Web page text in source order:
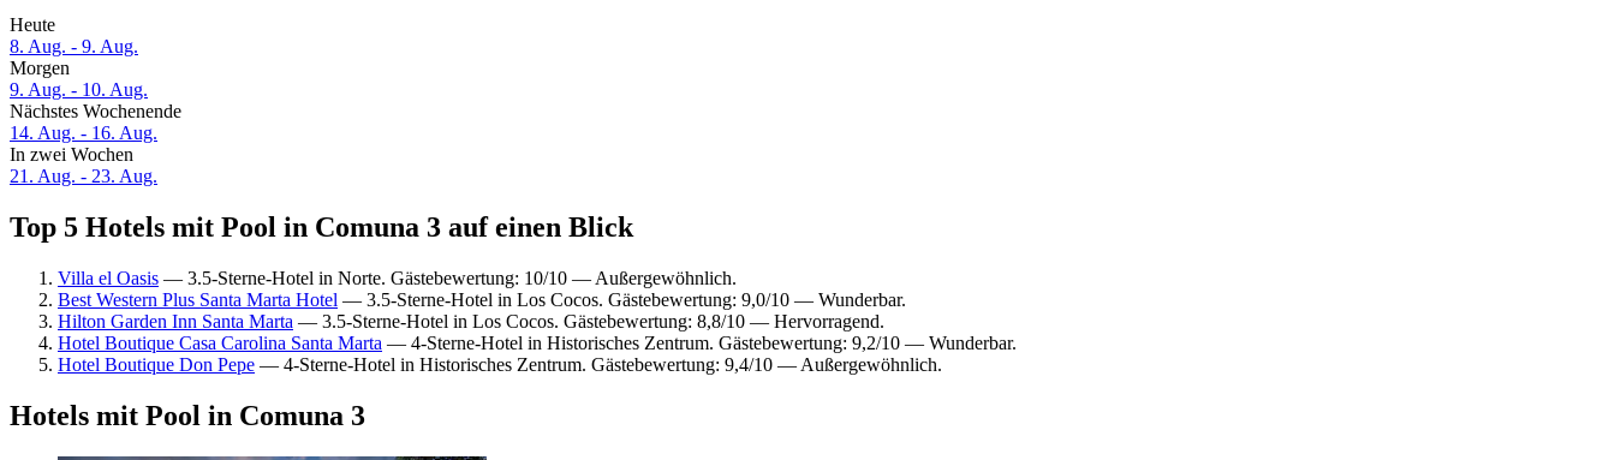
Heute
8. Aug. - 9. Aug.
Morgen
9. Aug. - 10. Aug.
Nächstes Wochenende
14. Aug. - 16. Aug.
In zwei Wochen
21. Aug. - 23. Aug.
Top 5 Hotels mit Pool in Comuna 3 auf einen Blick
Villa el Oasis — 3.5-Sterne-Hotel in Norte. Gästebewertung: 10/10 — Außergewöhnlich.
Best Western Plus Santa Marta Hotel — 3.5-Sterne-Hotel in Los Cocos. Gästebewertung: 9,0/10 — Wunderbar.
Hilton Garden Inn Santa Marta — 3.5-Sterne-Hotel in Los Cocos. Gästebewertung: 8,8/10 — Hervorragend.
Hotel Boutique Casa Carolina Santa Marta — 4-Sterne-Hotel in Historisches Zentrum. Gästebewertung: 9,2/10 — Wunderbar.
Hotel Boutique Don Pepe — 4-Sterne-Hotel in Historisches Zentrum. Gästebewertung: 9,4/10 — Außergewöhnlich.
Hotels mit Pool in Comuna 3